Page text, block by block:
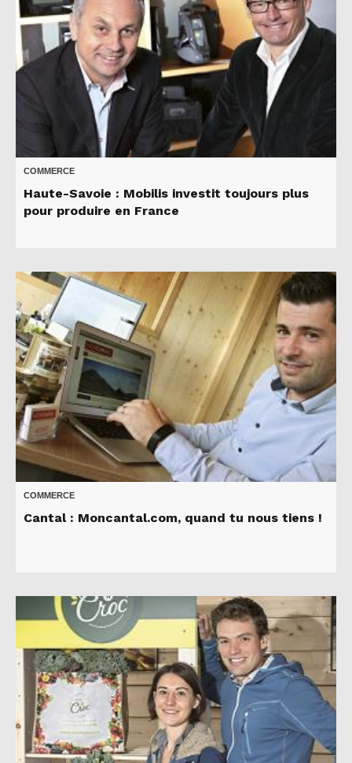
COMMERCE
Haute-Savoie : Mobilis investit toujours plus
pour produire en France
COMMERCE
Cantal : Moncantal.com, quand tu nous tiens !